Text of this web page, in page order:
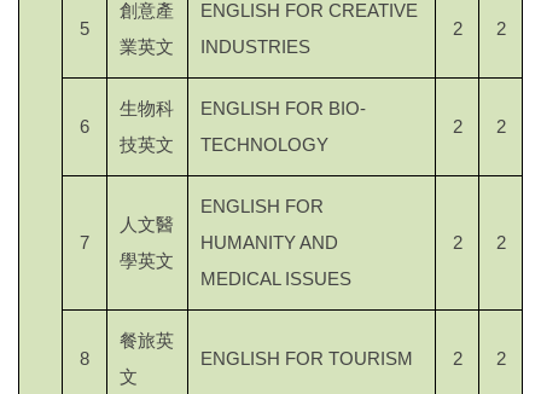
5
創意產
業英文
ENGLISH FOR CREATIVE
INDUSTRIES
2 2
6
生物科
技英文
ENGLISH FOR BIO-
TECHNOLOGY
2 2
7
人文醫
學英文
ENGLISH FOR
HUMANITY AND
MEDICAL ISSUES
2 2
8
餐旅英
文
ENGLISH FOR TOURISM 2 2